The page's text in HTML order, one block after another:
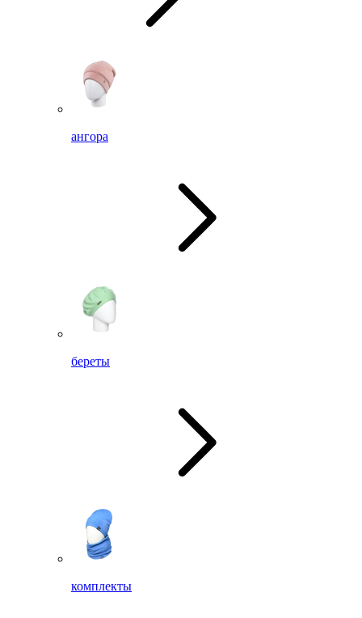
ангора
береты
комплекты